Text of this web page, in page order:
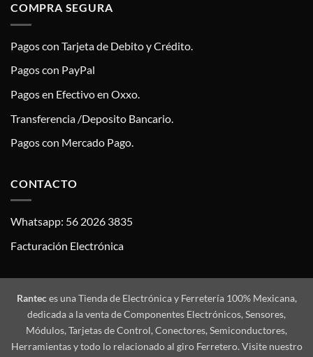
COMPRA SEGURA
Pagos con Tarjeta de Debito y Crédito.
Pagos con PayPal
Pagos en Efectivo en Oxxo.
Transferencia /Deposito Bancario.
Pagos con Mercado Pago.
CONTACTO
Whatsapp: 56 2026 3835
Facturación Electrónica
Ranteces una Tienda de Electrónica y Ferretería 100% Mexicana,
dedicada a la venta de Componentes Electrónicos, Sensores,
Módulos, Tarjetas de Control, Conectores, Semiconductores,
Herramientas y todo lo relacionado al giro Ferretero. Visite nuestro